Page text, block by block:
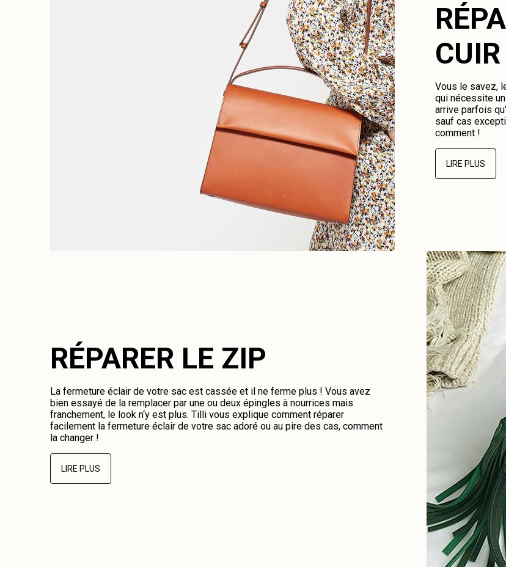
CUIR
Vous le savez,
qui nécessite un
arrive parfois
sauf cas
comment !
LIRE PLUS
RÉPARER LE ZIP
La fermeture éclair de votre sac est cassée et il ne ferme plus ! Vous avez
bien essayé de la remplacer par une ou deux épingles à nourrices mais
franchement, le look n‘y est plus. Tilli vous explique comment réparer
facilement la fermeture éclair de votre sac adoré ou au pire des cas, comment
la changer !
LIRE PLUS